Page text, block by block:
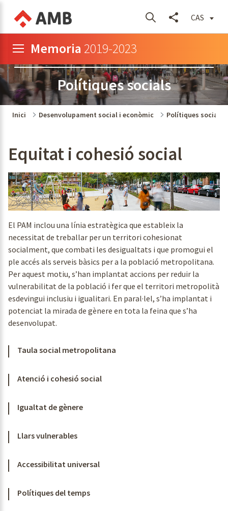
CAS
Memoria 2019-2023
Polítiques socials
Inici Desenvolupament social i econòmic Polítiques socials
Equitat i cohesió social
El PAM inclou una línia estratègica que estableix la
necessitat de treballar per un territori cohesionat
socialment, que combati les desigualtats i que promogui el
ple accés als serveis bàsics per a la població metropolitana.
Per aquest motiu, s’han implantat accions per reduir la
vulnerabilitat de la població i fer que el territori metropolità
esdevingui inclusiu i igualitari. En paral·lel, s’ha implantat i
potenciat la mirada de gènere en tota la feina que s’ha
desenvolupat.
Taula social metropolitana
Atenció i cohesió social
Igualtat de gènere
Llars vulnerables
Accessibilitat universal
Polítiques del temps